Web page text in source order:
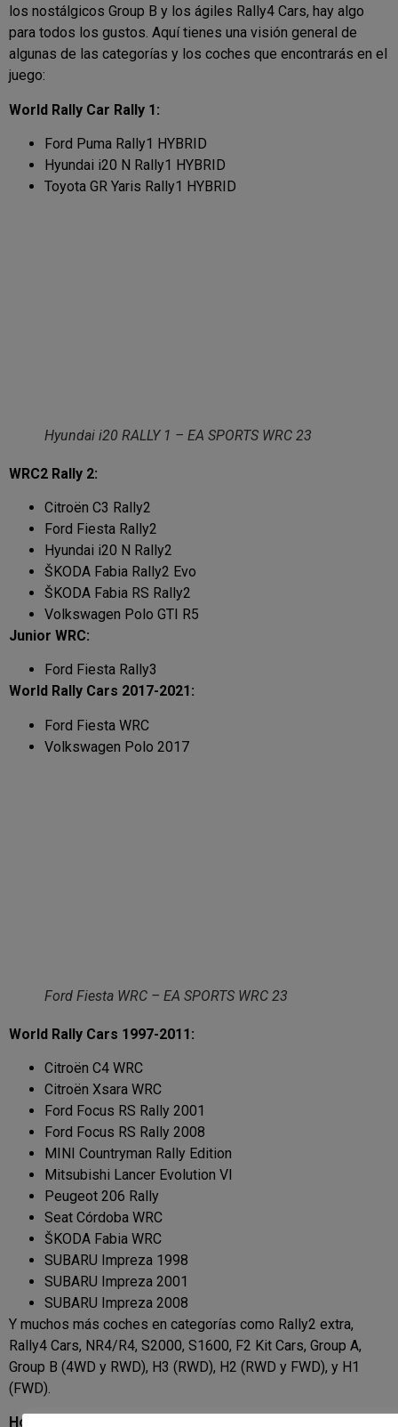
los nostálgicos Group B y los ágiles Rally4 Cars, hay algo
para todos los gustos. Aquí tienes una visión general de
algunas de las categorías y los coches que encontrarás en el
juego:
World Rally Car Rally 1:
Ford Puma Rally1 HYBRID
Hyundai i20 N Rally1 HYBRID
Toyota GR Yaris Rally1 HYBRID
Hyundai i20 RALLY 1 – EA SPORTS WRC 23
WRC2 Rally 2:
Citroën C3 Rally2
Ford Fiesta Rally2
Hyundai i20 N Rally2
ŠKODA Fabia Rally2 Evo
ŠKODA Fabia RS Rally2
Volkswagen Polo GTI R5
Junior WRC:
Ford Fiesta Rally3
World Rally Cars 2017-2021:
Ford Fiesta WRC
Volkswagen Polo 2017
Ford Fiesta WRC – EA SPORTS WRC 23
World Rally Cars 1997-2011:
Citroën C4 WRC
Citroën Xsara WRC
Ford Focus RS Rally 2001
Ford Focus RS Rally 2008
MINI Countryman Rally Edition
Mitsubishi Lancer Evolution VI
Peugeot 206 Rally
Seat Córdoba WRC
ŠKODA Fabia WRC
SUBARU Impreza 1998
SUBARU Impreza 2001
SUBARU Impreza 2008
Y muchos más coches en categorías como Rally2 extra,
Rally4 Cars, NR4/R4, S2000, S1600, F2 Kit Cars, Group A,
Group B (4WD y RWD), H3 (RWD), H2 (RWD y FWD), y H1
(FWD).
Homenaje a Colin Mcrae: